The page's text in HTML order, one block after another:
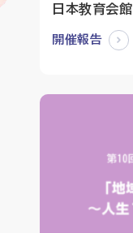
日本教育会館
開催報告